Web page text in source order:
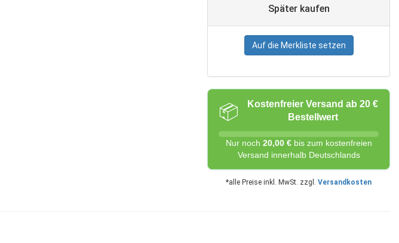
Später kaufen
Auf die Merkliste setzen
📦
Kostenfreier Versand ab 20 €
Bestellwert
Nur noch 20,00 €bis zum kostenfreien
Versand innerhalb Deutschlands
*alle Preise inkl. MwSt. zzgl. Versandkosten